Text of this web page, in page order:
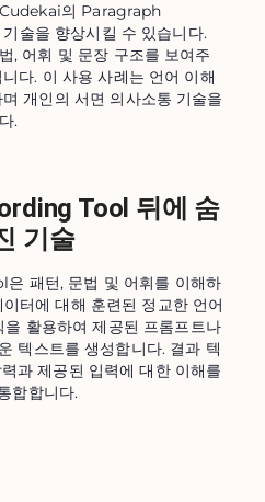
의 Paragraph
술을 향상시킬 수 있습니다.
, 어휘 및 문장 구조를 보여주
다. 이 사용 사례는 언어 이해
개인의 서면 의사소통 기술을
.
Tool 뒤에 숨
기술
패턴, 문법 및 어휘를 이해하
터에 대해 훈련된 정교한 언어
활용하여 제공된 프롬프트나
텍스트를 생성합니다. 결과 텍
과 제공된 입력에 대한 이해를
합합니다.